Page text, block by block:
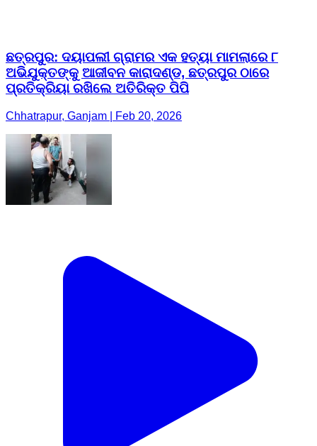
ଛତ୍ରପୁର: ଦୟାପଲୀ ଗ୍ରାମର ଏକ ହତ୍ୟା ମାମଲାରେ ୮
ଅଭିଯୁକ୍ତଙ୍କୁ ଆଜୀବନ କାରାଦଣ୍ଡ, ଛତ୍ରପୁର ଠାରେ
ପ୍ରତିକ୍ରିୟା ରଖିଲେ ଅତିରିକ୍ତ ପିପି
Chhatrapur, Ganjam | Feb 20, 2026